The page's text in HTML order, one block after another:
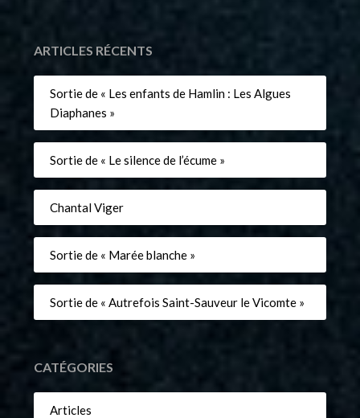
ARTICLES RÉCENTS
Sortie de « Les enfants de Hamlin : Les Algues
Diaphanes »
Sortie de « Le silence de l’écume »
Chantal Viger
Sortie de « Marée blanche »
Sortie de « Autrefois Saint-Sauveur le Vicomte »
CATÉGORIES
Articles